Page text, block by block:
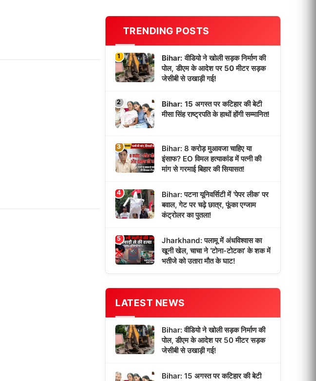
TRENDING POSTS
1
Bihar: वीडियो ने खोली सड़क निर्माण की
पोल, डीएम के आदेश पर 50 मीटर सड़क
जेसीबी से उखाड़ी गई!
2
Bihar: 15 अगस्त पर कटिहार की बेटी
मीसा सिंह राष्ट्रपति के हाथों होंगी सम्मानित!
3
Bihar: 8 करोड़ मुआवजा चाहिए या
इंसाफ? EO विमल हत्याकांड में पत्नी की
मांग से गरमाई बिहार की सियासत!
4
Bihar: पटना यूनिवर्सिटी में ‘पेपर लीक’ पर
बवाल, गेट पर चढ़े छात्र, फूंका एग्जाम
कंट्रोलर का पुतला!
5
Jharkhand: पलामू में अंधविश्वास का
खूनी खेल, चाचा ने ‘टोना-टोटका’ के शक में
भतीजे को उतारा मौत के घाट!
LATEST NEWS
Bihar: वीडियो ने खोली सड़क निर्माण की
पोल, डीएम के आदेश पर 50 मीटर सड़क
जेसीबी से उखाड़ी गई!
Bihar: 15 अगस्त पर कटिहार की बेटी